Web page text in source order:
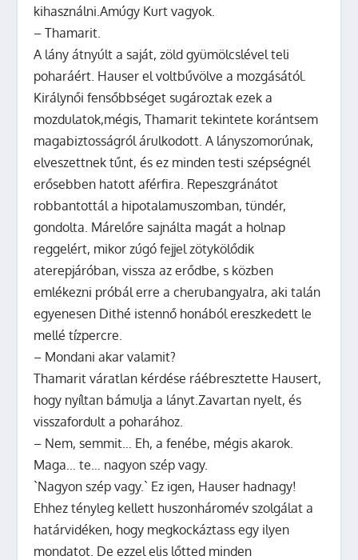
kihasználni.Amúgy Kurt vagyok.
– Thamarit.
A lány átnyúlt a saját, zöld gyümölcslével teli
poharáért. Hauser el voltbűvölve a mozgásától.
Királynői fensőbbséget sugároztak ezek a
mozdulatok,mégis, Thamarit tekintete korántsem
magabiztosságról árulkodott. A lányszomorúnak,
elveszettnek tűnt, és ez minden testi szépségnél
erősebben hatott aférfira. Repeszgránátot
robbantottál a hipotalamuszomban, tündér,
gondolta. Márelőre sajnálta magát a holnap
reggelért, mikor zúgó fejjel zötykölődik
aterepjáróban, vissza az erődbe, s közben
emlékezni próbál erre a cherubangyalra, aki talán
egyenesen Dithé istennő honából ereszkedett le
mellé tízpercre.
– Mondani akar valamit?
Thamarit váratlan kérdése ráébresztette Hausert,
hogy nyíltan bámulja a lányt.Zavartan nyelt, és
visszafordult a poharához.
– Nem, semmit… Eh, a fenébe, mégis akarok.
Maga… te… nagyon szép vagy.
`Nagyon szép vagy.` Ez igen, Hauser hadnagy!
Ehhez tényleg kellett huszonháromév szolgálat a
határvidéken, hogy megkockáztass egy ilyen
mondatot. De ezzel elis lőtted minden